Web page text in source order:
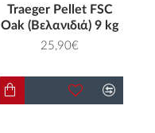
Traeger Pellet FSC
Oak (Βελανιδιά) 9 kg
25,90€